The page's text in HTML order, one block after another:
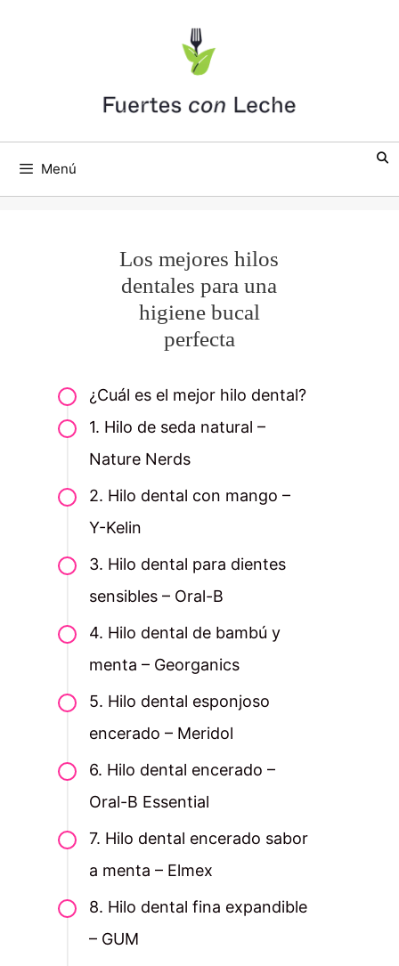
Menú
Los mejores hilos
dentales para una
higiene bucal
perfecta
¿Cuál es el mejor hilo dental?
1. Hilo de seda natural –
Nature Nerds
2. Hilo dental con mango –
Y-Kelin
3. Hilo dental para dientes
sensibles – Oral-B
4. Hilo dental de bambú y
menta – Georganics
5. Hilo dental esponjoso
encerado – Meridol
6. Hilo dental encerado –
Oral-B Essential
7. Hilo dental encerado sabor
a menta – Elmex
8. Hilo dental fina expandible
– GUM